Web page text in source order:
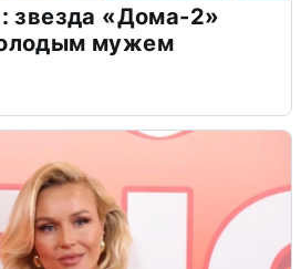
звезда «Дома-2»
мужем